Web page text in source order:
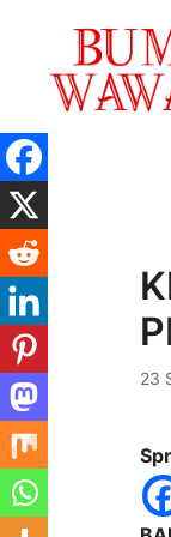
konten
23